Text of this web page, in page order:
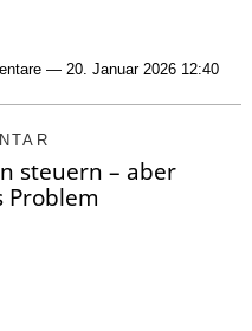
— 20. Januar 2026 12:40
steuern – aber
Problem